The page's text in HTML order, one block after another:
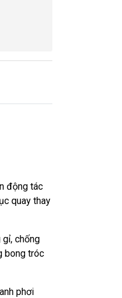
động tác
quay thay
chống
bong tróc
phơi